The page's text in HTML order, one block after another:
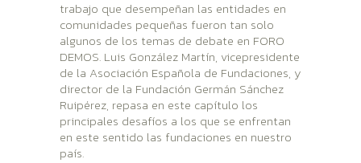
trabajo que desempeñan las entidades en
comunidades pequeñas fueron tan solo
algunos de los temas de debate en FORO
DEMOS. Luis González Martín, vicepresidente
de la Asociación Española de Fundaciones, y
director de la Fundación Germán Sánchez
Ruipérez, repasa en este capítulo los
principales desafíos a los que se enfrentan
en este sentido las fundaciones en nuestro
país.